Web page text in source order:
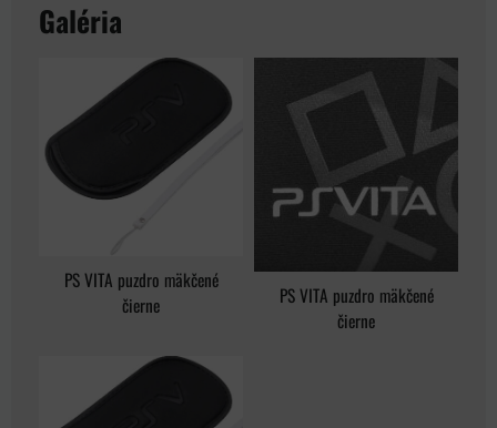
Galéria
PS VITA puzdro mäkčené
čierne
PS VITA puzdro mäkčené
čierne